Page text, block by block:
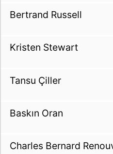
Bertrand Russell
Kristen Stewart
Tansu Çiller
Baskın Oran
Charles Bernard